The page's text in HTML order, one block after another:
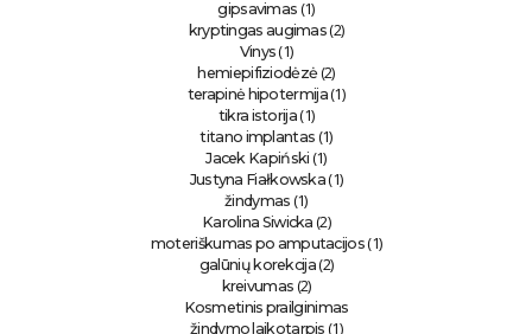
gipsavimas (1)
kryptingas augimas (2)
Vinys (1)
hemiepifiziodėzė(2)
terapinė hipotermija(1)
tikra istorija (1)
titano implantas (1)
Jacek Kapiński (1)
Justyna Fiałkowska (1)
žindymas (1)
Karolina Siwicka (2)
moteriškumas po amputacijos(1)
galūnių korekcija(2)
kreivumas (2)
Kosmetinis prailginimas
žindymo laikotarpis (1)